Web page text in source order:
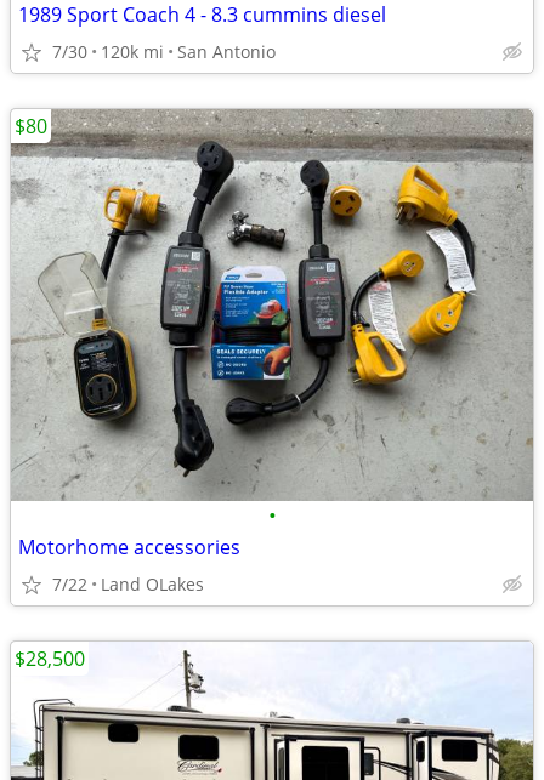
1989 Sport Coach 4 - 8.3 cummins diesel
7/30 120k mi San Antonio
•
Motorhome accessories
7/22 Land OLakes
$80
$28,500